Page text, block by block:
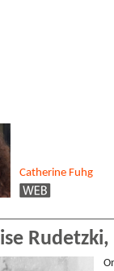
Catherine Fuhg